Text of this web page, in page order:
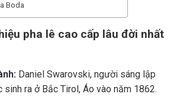
Boda
pha lê cao cấp lâu đời nhất
Daniel Swarovski, người sáng lập
ra ở Bắc Tirol, Áo vào năm 1862.